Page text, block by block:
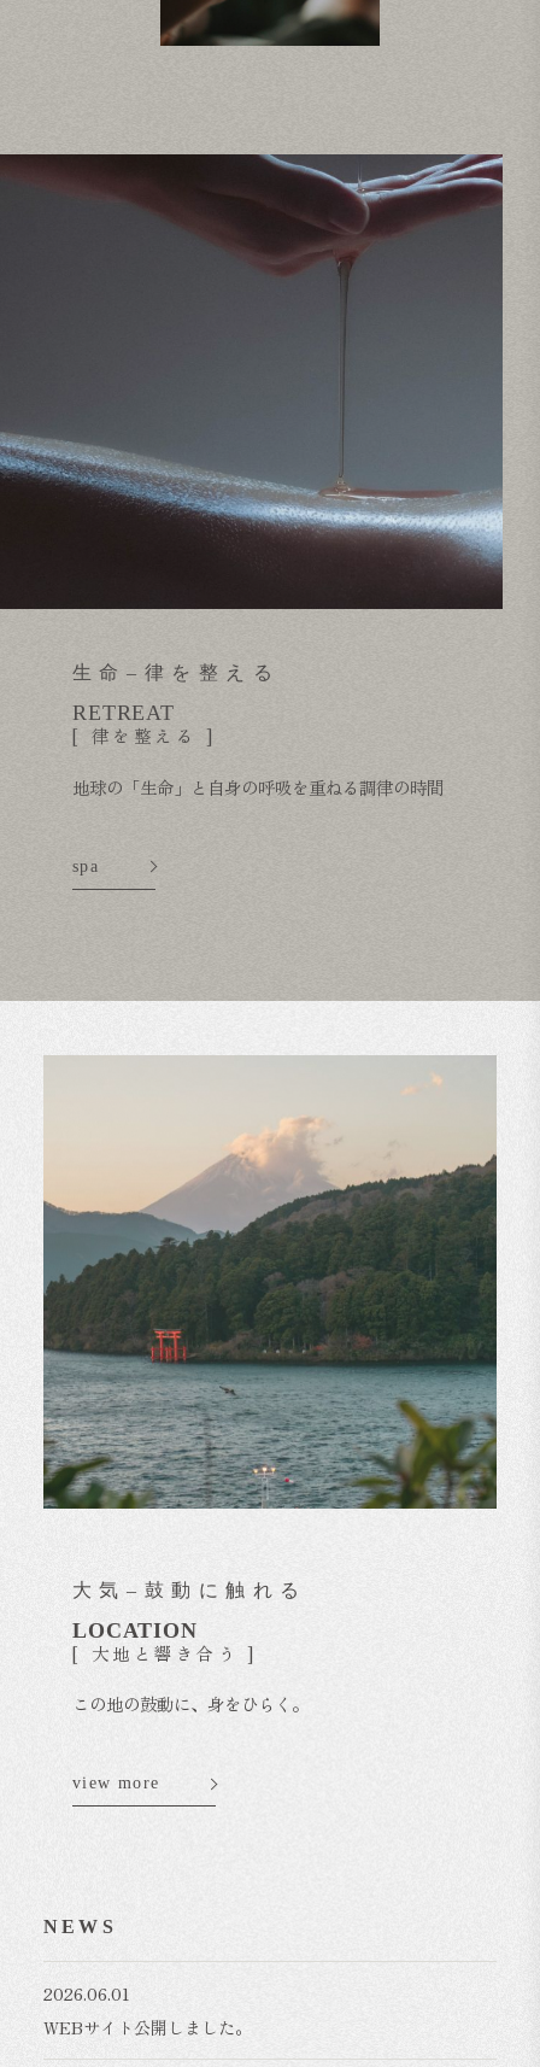
生命–律を整える
RETREAT
[ 律を整える ]
地球の「生命」と自身の呼吸を重ねる調律の時間
spa
大気–鼓動に触れる
LOCATION
[ 大地と響き合う ]
この地の鼓動に、身をひらく。
view more
NEWS
2026.06.01
WEBサイト公開しました。